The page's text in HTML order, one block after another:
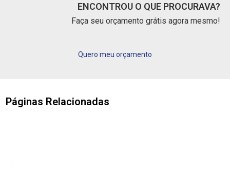
ENCONTROU O QUE PROCURAVA?
Faça seu orçamento grátis agora mesmo!
Quero meu orçamento
Páginas Relacionadas